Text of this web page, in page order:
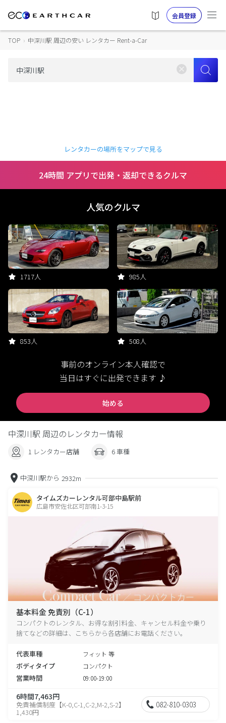
会員登録
TOP › 中深川駅 周辺の安い レンタカー Rent-a-Car
レンタカーの場所をマップで見る
24時間 アプリで出発・返却できるクルマ
人気のクルマ
1717人 985人
853人 508人
事前のオンライン本人確認で
当日はすぐに出発できます ♪
始める
中深川駅 周辺のレンタカー情報
1 レンタカー店舗 6 車種
中深川駅から 2932m
タイムズカーレンタル可部中島駅前
広島市安佐北区可部南1-3-15
基本料金 免責別（C-1）
コンパクトのレンタル、お得な割引料金、キャンセル料金や乗り
捨てなどの詳細は、こちらから各店舗にお電話ください。
代表車種 フィット 等
ボディタイプ コンパクト
営業時間 09:00-19:00
6時間7,463円
免責補償制度【K-0,C-1,C-2,M-2,S-2】
1,430円
082-810-0303